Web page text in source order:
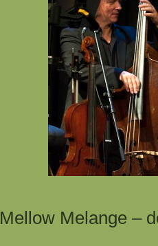
Mellow Melange –